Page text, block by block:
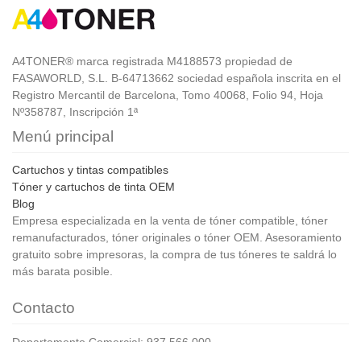
A4TONER® marca registrada M4188573 propiedad de
FASAWORLD, S.L. B-64713662 sociedad española inscrita en el
Registro Mercantil de Barcelona, Tomo 40068, Folio 94, Hoja
Nº358787, Inscripción 1ª
Menú principal
Cartuchos y tintas compatibles
Tóner y cartuchos de tinta OEM
Blog
Empresa especializada en la venta de tóner compatible, tóner
remanufacturados, tóner originales o tóner OEM. Asesoramiento
gratuito sobre impresoras, la compra de tus tóneres te saldrá lo
más barata posible.
Contacto